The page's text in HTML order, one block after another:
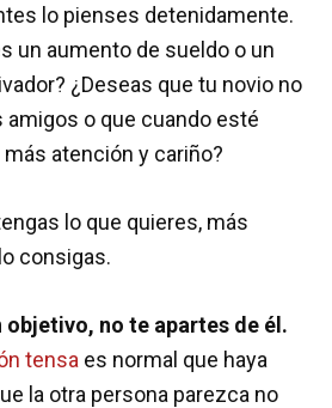
lo pienses detenidamente.
un aumento de sueldo o un
¿Deseas que tu novio no
amigos o que cuando esté
atención y cariño?
lo que quieres, más
consigas.
objetivo, no te apartes de él.
tensa es normal que haya
la otra persona parezca no